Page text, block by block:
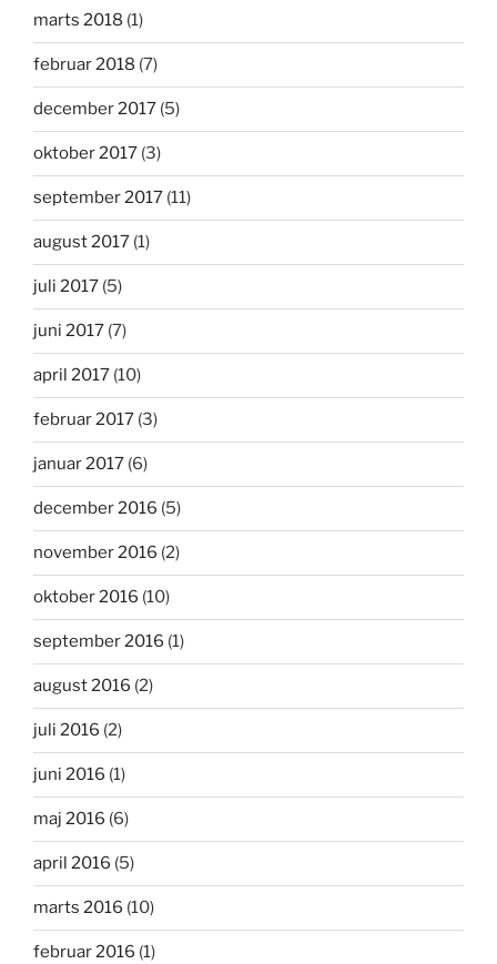
marts 2018 (1)
februar 2018 (7)
december 2017 (5)
oktober 2017 (3)
september 2017 (11)
august 2017 (1)
juli 2017 (5)
juni 2017 (7)
april 2017 (10)
februar 2017 (3)
januar 2017 (6)
december 2016 (5)
november 2016 (2)
oktober 2016 (10)
september 2016 (1)
august 2016 (2)
juli 2016 (2)
juni 2016 (1)
maj 2016 (6)
april 2016 (5)
marts 2016 (10)
februar 2016 (1)